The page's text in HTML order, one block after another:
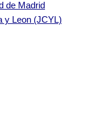
de Madrid
y Leon (JCYL)